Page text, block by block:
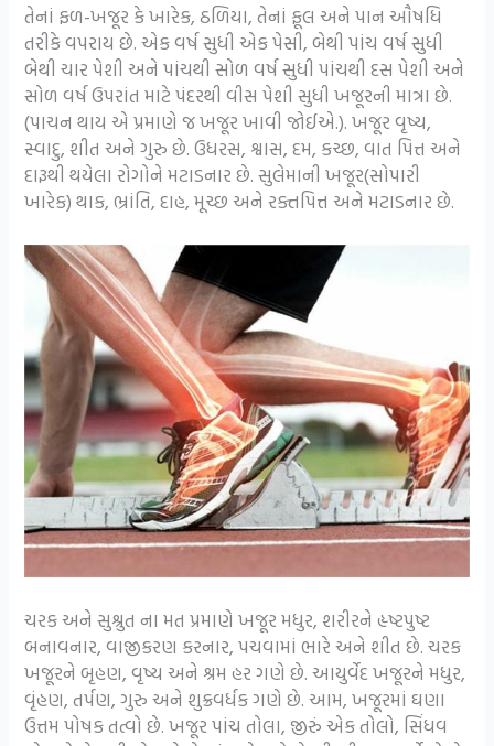
તેનાં ફળ-ખજૂર કે ખારેક, ઠળિયા, તેનાં ફૂલ અને પાન ઔષધિ
તરીકે વપરાય છે. એક વર્ષ સુધી એક પેસી, બેથી પાંચ વર્ષ સુધી
બેથી ચાર પેશી અને પાંચથી સોળ વર્ષ સુધી પાંચથી દસ પેશી અને
સોળ વર્ષ ઉપરાંત માટે પંદરથી વીસ પેશી સુધી ખજૂરની માત્રા છે.
(પાચન થાય એ પ્રમાણે જ ખજૂર ખાવી જોઈએ.). ખજૂર વૃષ્ય,
સ્વાદુ, શીત અને ગુરુ છે. ઉધરસ, શ્વાસ, દમ, કચ્છ, વાત પિત્ત અને
દારૂથી થયેલા રોગોને મટાડનાર છે. સુલેમાની ખજૂર(સોપારી
ખારેક) થાક, ભ્રાંતિ, દાહ, મૂચ્છ અને રક્તપિત્ત અને મટાડનાર છે.
ચરક અને સુશ્રુત ના મત પ્રમાણે ખજૂર મધુર, શરીરને હૃષ્ટપુષ્ટ
બનાવનાર, વાજીકરણ કરનાર, પચવામાં ભારે અને શીત છે. ચરક
ખજૂરને બૃહણ, વૃષ્ય અને શ્રમ હર ગણે છે. આયુર્વેદ ખજૂરને મધુર,
વૃંહણ, તર્પણ, ગુરુ અને શુક્રવર્ધક ગણે છે. આમ, ખજૂરમાં ઘણા
ઉત્તમ પોષક તત્વો છે. ખજૂર પાંચ તોલા, જીરું એક તોલો, સિંધવ